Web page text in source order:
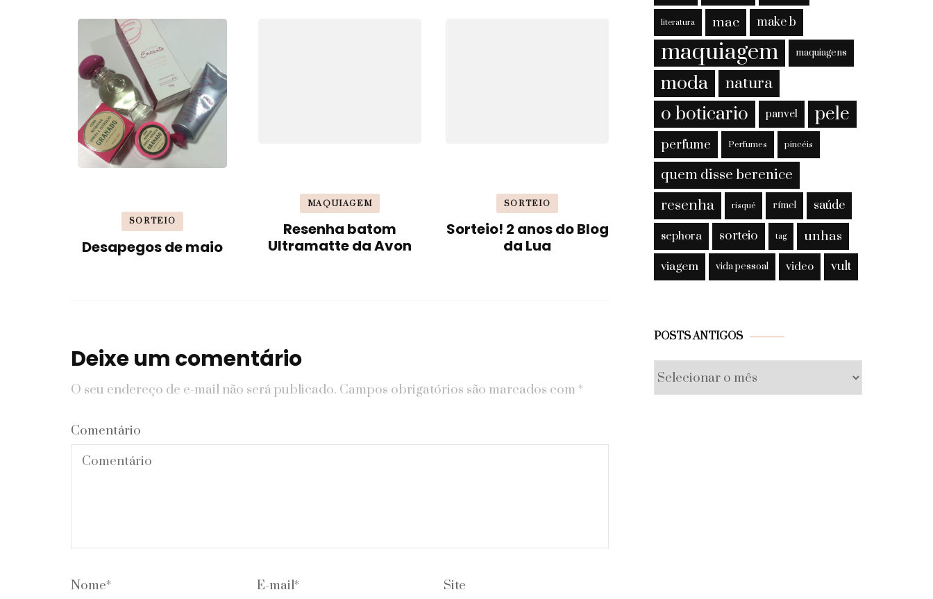
SORTEIO
Desapegos de maio
MAQUIAGEM
Resenha batom
Ultramatte da Avon
SORTEIO
Sorteio! 2 anos do Blog
da Lua
Deixe um comentário
O seu endereço de e-mail não será publicado. Campos obrigatórios são marcados com *
Comentário
Nome* E-mail* Site
literatura mac make b
maquiagem maquiagens
moda natura
o boticario panvel pele
perfume Perfumes pincéis
quem disse berenice
resenha risqué rímel saúde
sephora sorteio tag unhas
viagem vida pessoal video vult
POSTS ANTIGOS
Posts